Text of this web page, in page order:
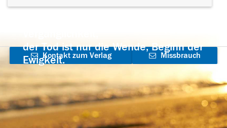
der Tod ist nur die Wende, Beginn der
Ewigkeit.
Kontakt zum Verlag
aufnehmen
Missbrauch